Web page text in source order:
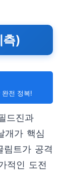
측)
전 정복!
드진과
개가 핵심
림트가 공격
적인 도전